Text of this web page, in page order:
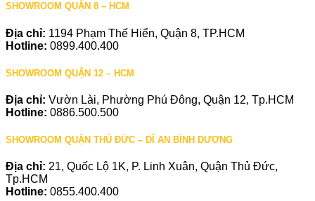
SHOWROOM QUẬN 8 – HCM
Địa chỉ: 1194 Phạm Thế Hiển, Quận 8, TP.HCM
Hotline: 0899.400.400
SHOWROOM QUẬN 12 – HCM
Địa chỉ: Vườn Lài, Phường Phú Đông, Quận 12, Tp.HCM
Hotline: 0886.500.500
SHOWROOM QUẬN THỦ ĐỨC – DĨ AN BÌNH DƯƠNG
Địa chỉ: 21, Quốc Lộ 1K, P. Linh Xuân, Quận Thủ Đức,
Tp.HCM
Hotline: 0855.400.400